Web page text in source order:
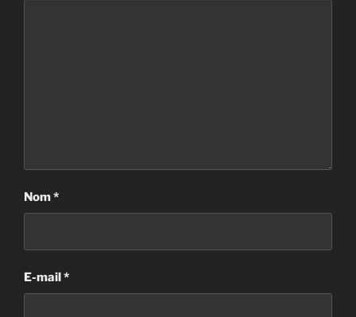
Nom*
E-mail*